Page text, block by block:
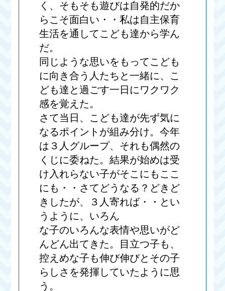
く、そもそも遊びは自発的だか
らこそ面白い・・私は自主保育
生活を通してこども達から学ん
だ。
同じような思いをもってこども
に向き合う人たちと一緒に、こ
ども達と過ごす一日にワクワク
感を覚えた。
さて当日、こども達が先ず気に
なるポイントが組み分け。今年
は３人グループ、それも偶然の
くじに委ねた。結果が始めは受
け入れらない子がそこにもここ
にも・・さてどうなる？どきど
きしたが、３人寄れば・・とい
うように、いろん
な子のいろんな表情や思いがど
んどん出てきた。目立つ子も、
控えめな子も伸び伸びとその子
らしさを発揮していたように思
う。